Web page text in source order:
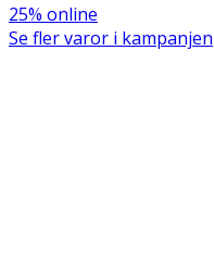
25% online
Se fler varor i kampanjen